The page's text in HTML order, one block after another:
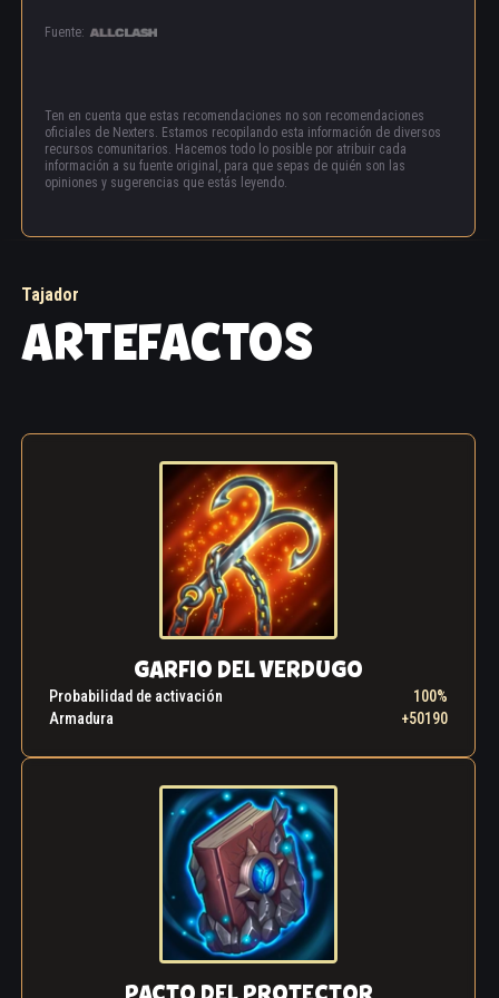
Fuente:
Ten en cuenta que estas recomendaciones no son recomendaciones
oficiales de Nexters. Estamos recopilando esta información de diversos
recursos comunitarios. Hacemos todo lo posible por atribuir cada
información a su fuente original, para que sepas de quién son las
opiniones y sugerencias que estás leyendo.
Tajador
ARTEFACTOS
GARFIO DEL VERDUGO
Probabilidad de activación
100%
Armadura
+50190